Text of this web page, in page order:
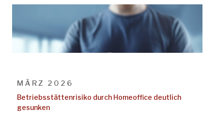
MÄRZ 2026
Betriebsstättenrisiko durch Homeoffice deutlich
gesunken